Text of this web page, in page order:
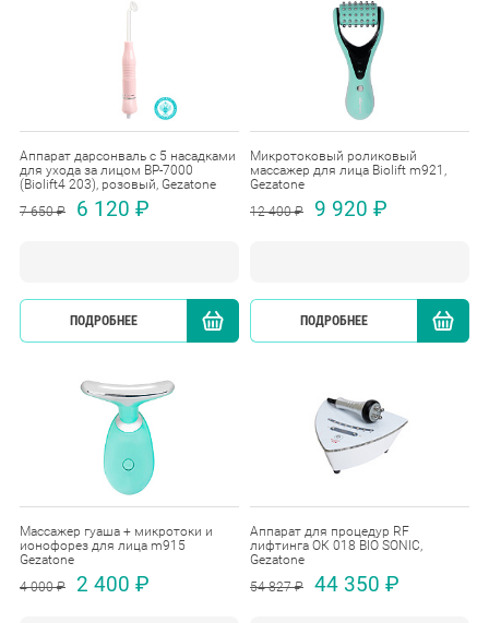
Аппарат дарсонваль с 5 насадками
для ухода за лицом BP-7000
(Biolift4 203), розовый, Gezatone
7 650 ₽
6 120 ₽
ПОДРОБНЕЕ КУПИТЬ
Микротоковый роликовый
массажер для лица Biolift m921,
Gezatone
12 400 ₽
9 920 ₽
ПОДРОБНЕЕ
Массажер гуаша + микротоки и
ионофорез для лица m915
Gezatone
4 000 ₽
2 400 ₽
Аппарат для процедур RF
лифтинга ОК 018 BIO SONIC,
Gezatone
54 827 ₽
44 350 ₽